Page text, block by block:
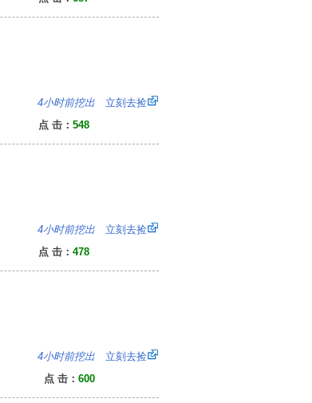
4小时前挖出 立刻去捡
点 击： 548
4小时前挖出 立刻去捡
点 击： 478
4小时前挖出 立刻去捡
点 击： 600